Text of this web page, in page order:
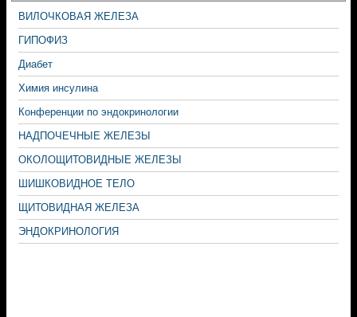
ВИЛОЧКОВАЯ ЖЕЛЕЗА
ГИПОФИЗ
Диабет
Химия инсулина
Конференции по эндокринологии
НАДПОЧЕЧНЫЕ ЖЕЛЕЗЫ
ОКОЛОЩИТОВИДНЫЕ ЖЕЛЕЗЫ
ШИШКОВИДНОЕ ТЕЛО
ЩИТОВИДНАЯ ЖЕЛЕЗА
ЭНДОКРИНОЛОГИЯ